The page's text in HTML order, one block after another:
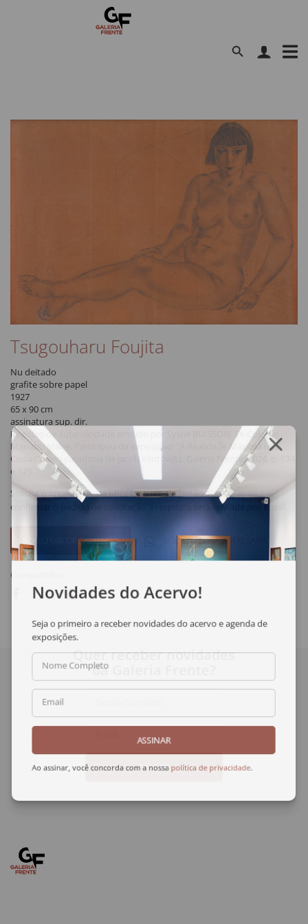
Tsugouharu Foujita
Nu deitado
grafite sobre papel
1927
65 x 90 cm
assinatura sup. dir.
Registro de autenticidade emitido por Sylvie BUISSON. Ex-Coleção
Manabu Mabe. Participou da exposição: "A Realidade Máxima das
Coisas", com curadoria de Jacob Klintowitz, Galeria Frente, 2024, p. 174
e 175.
Solicite o orçamento da obra clicando no botão abaixo, após
confirmar o pedido de solicitação a resposta será enviada por email.
SOLICITAR VIA WHATSAPP
Compartilhar
Novidades do Acervo!
Seja o primeiro a receber novidades do acervo e agenda de
exposições.
Nome Completo
Email
ASSINAR
Ao assinar, você concorda com a nossapolítica de privacidade
Quer receber novidades
da Galeria Frente?
ENVIAR